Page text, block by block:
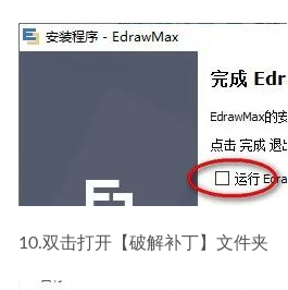
10.双击打开【破解补丁】文件夹